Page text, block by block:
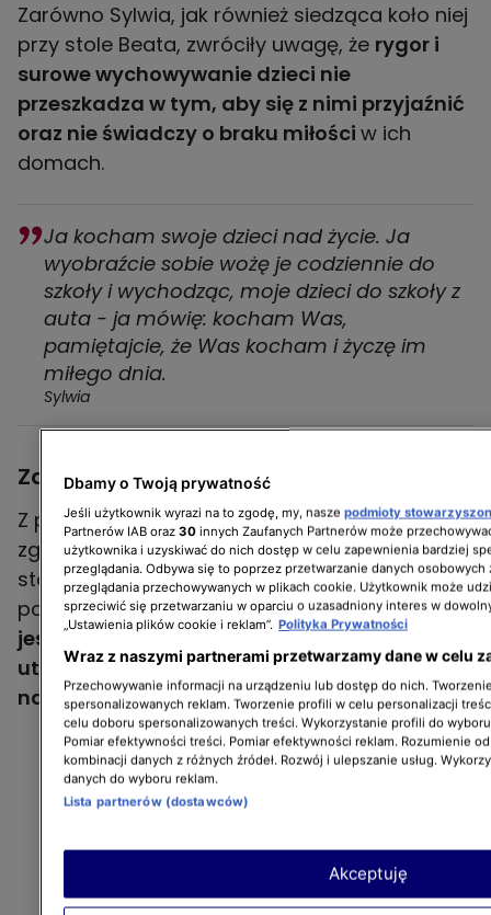
Zarówno Sylwia, jak również siedząca koło niej
przy stole Beata, zwróciły uwagę, że rygor i
surowe wychowywanie dzieci nie
przeszkadza w tym, aby się z nimi przyjaźnić
oraz nie świadczy o braku miłości w ich
domach.
Ja kocham swoje dzieci nad życie. Ja
wyobraźcie sobie wożę je codziennie do
szkoły i wychodząc, moje dzieci do szkoły z
auta - ja mówię: kocham Was,
pamiętajcie, że Was kocham i życzę im
miłego dnia.
Sylwia
Zamiast karania - lepiej wynagradzać?
Z podejściem Beaty i Sylwii do wychowania nie
zgodziły się siedzące po przeciwnej stronie
stołu Sylwia oraz Justyna. Druga z nich
podkreśliła, żezamiast karania dzieci - lepiej
jest je nagradzać, aby w ich głowach nie
utrwalił się obraz rodzica-terrorysty, którego
należy się bać.
Dbamy o Twoją prywatność
Jeśli użytkownik wyrazi na to zgodę, my, nasze podmioty
Partnerów IAB oraz 30 innych Zaufanych Partnerów może
użytkownika i uzyskiwać do nich dostęp w celu zapewnienia bardziej
przeglądania. Odbywa się to poprzez przetwarzanie danych osobowych
przeglądania przechowywanych w plikach cookie. Użytkownik może
sprzeciwić się przetwarzaniu w oparciu o uzasadniony interes w
„Ustawienia plików cookie i reklam”. Polityka Prywatności
Wraz z naszymi partnerami przetwarzamy dane w celu
Przechowywanie informacji na urządzeniu lub dostęp do nich.
spersonalizowanych reklam. Tworzenie profili w celu personalizacji
celu doboru spersonalizowanych treści. Wykorzystanie profili do
Pomiar efektywności treści. Pomiar efektywności reklam. Rozumienie
kombinacji danych z różnych źródeł. Rozwój i ulepszanie usług.
danych do wyboru reklam.
Lista partnerów (dostawców)
Akceptuję